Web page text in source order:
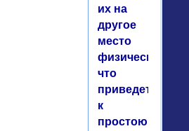
их на
другое
место
физически,
что
приведет
к
простою